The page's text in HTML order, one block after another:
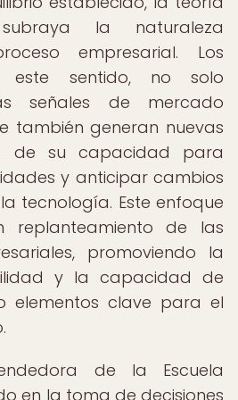
la naturaleza
empresarial. Los
este sentido, no solo
señales de mercado
también generan nuevas
de su capacidad para
y anticipar cambios
tecnología. Este enfoque
de las
promoviendo la
y la capacidad de
elementos clave para el
de la Escuela
en la toma de decisiones